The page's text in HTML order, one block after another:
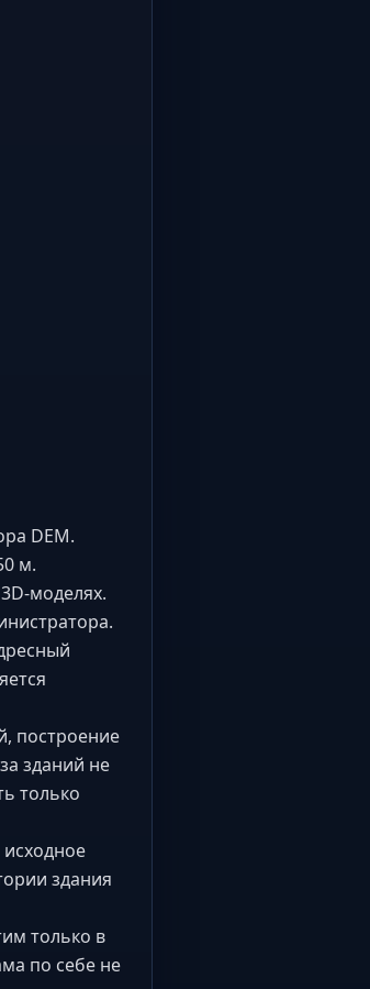
DEM.
м.
моделях.
построение
зданий не
только
здания
только в
по себе не